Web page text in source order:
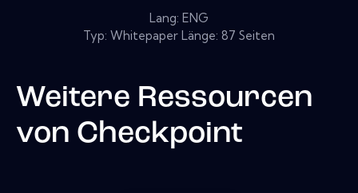
Lang: ENG
Typ: Whitepaper Länge: 87 Seiten
Weitere Ressourcen
von Checkpoint